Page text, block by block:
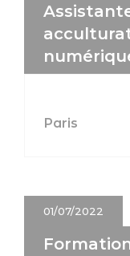
Paris
01/07/2022